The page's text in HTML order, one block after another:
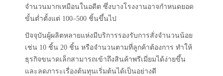
จำนวนมากเหมือนในอดีต ซึ่งบางโรงงานอาจกำหนดยอด
ขั้นต่ำตั้งแต่ 100–500 ชิ้นขึ้นไป
ปัจจุบันผู้ผลิตหลายแห่งมีบริการรองรับการสั่งจำนวนน้อย
เช่น 10 ชิ้น 20 ชิ้น หรือจำนวนตามที่ลูกค้าต้องการ ทำให้
ธุรกิจขนาดเล็กสามารถเข้าถึงสินค้าพรีเมี่ยมได้ง่ายขึ้น
และลดภาระเรื่องต้นทุนเริ่มต้นได้เป็นอย่างดี